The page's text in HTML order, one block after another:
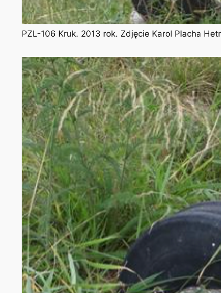
PZL-106 Kruk. 2013 rok. Zdjęcie Karol Placha